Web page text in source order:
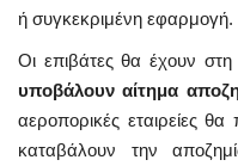
ή συγκεκριμένη εφαρμογή.
Οι επιβάτες θα έχουν στη
υποβάλουν αίτημα
αεροπορικές εταιρείες
καταβάλουν την